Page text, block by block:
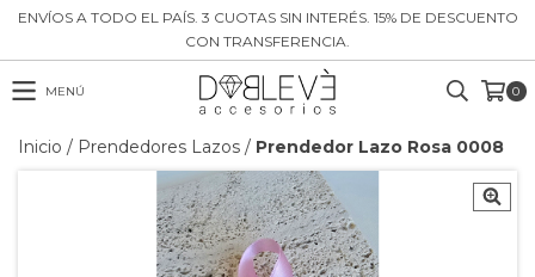
ENVÍOS A TODO EL PAÍS. 3 CUOTAS SIN INTERÉS. 15% DE DESCUENTO
CON TRANSFERENCIA.
MENÚ 0
Inicio / Prendedores Lazos / Prendedor Lazo Rosa 0008